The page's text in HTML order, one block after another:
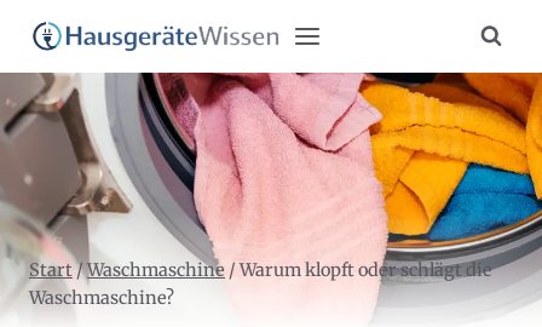
Zum
Inhalt
springen
Start/Waschmaschine / Warum klopft oder schlägt die
Waschmaschine?